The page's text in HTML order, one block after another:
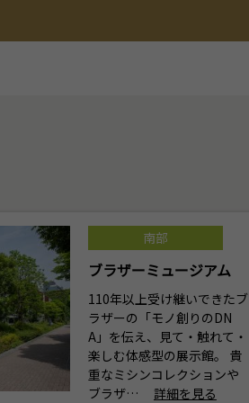
南部
ブラザーミュージアム
110年以上受け継いできたブ
ラザーの「モノ創りのDN
A」を伝え、見て・触れて・
楽しむ体感型の展示館。 貴
重なミシンコレクションや
ブラザ…
詳細を見る